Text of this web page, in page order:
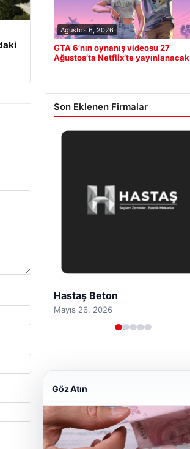
Ağustos 6, 2026
GTA 6’nın oynanış videosu 27
Ağustos’ta Netflix’te yayınlanacak
Son Eklenen Firmalar
Enes Kaplan Avukatlık Bürosu
Nisan 28, 2026
Göz Atın